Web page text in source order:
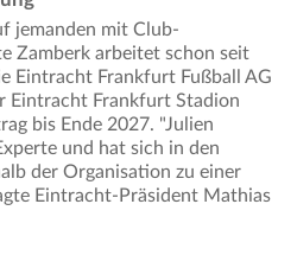
jemanden mit Club-
Zamberk arbeitet schon seit
Eintracht Frankfurt Fußball AG
Eintracht Frankfurt Stadion
bis Ende 2027. "Julien
und hat sich in den
der Organisation zu einer
Eintracht-Präsident Mathias